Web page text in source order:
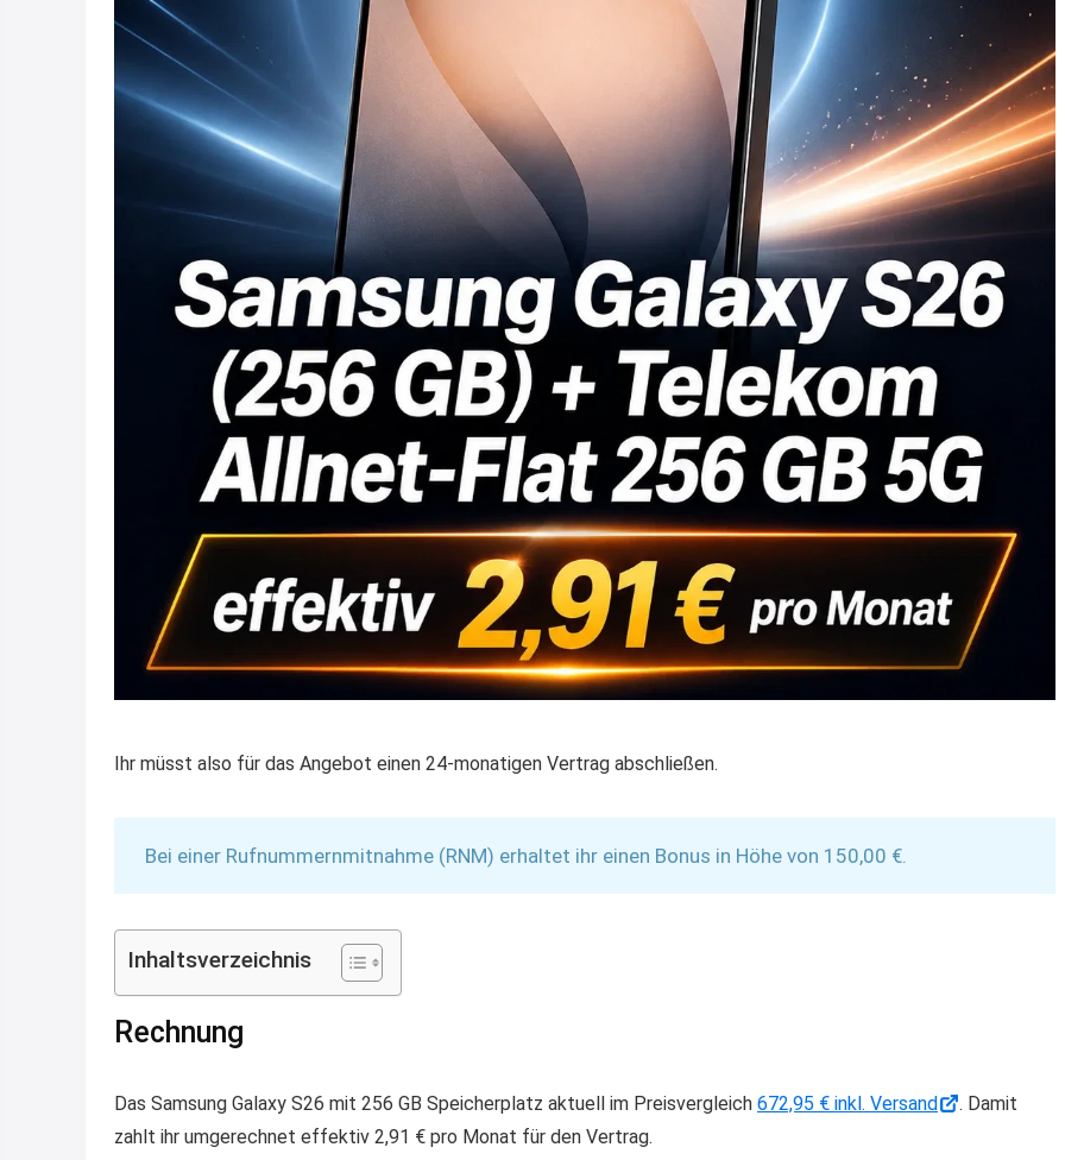
Ihr müsst also für das Angebot einen 24-monatigen Vertrag abschließen.
Bei einer Rufnummernmitnahme (RNM) erhaltet ihr einen Bonus in Höhe von 150,00 €.
Inhaltsverzeichnis
Rechnung
Das Samsung Galaxy S26 mit 256 GB Speicherplatz aktuell im Preisvergleich 672,95 € inkl. Versand
. Damit
zahlt ihr umgerechnet effektiv 2,91 € pro Monat für den Vertrag.